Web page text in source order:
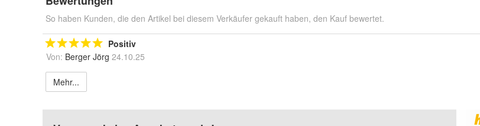
So haben Kunden, die den Artikel bei diesem Verkäufer gekauft haben, den Kauf bewertet.
Positiv
Von: Berger Jörg 24.10.25
Mehr...